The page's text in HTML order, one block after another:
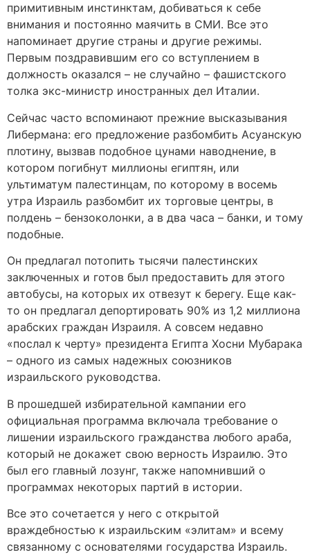
примитивным инстинктам, добиваться к себе
внимания и постоянно маячить в СМИ. Все это
напоминает другие страны и другие режимы.
Первым поздравившим его со вступлением в
должность оказался – не случайно – фашистского
толка экс-министр иностранных дел Италии.
Сейчас часто вспоминают прежние высказывания
Либермана: его предложение разбомбить Асуанскую
плотину, вызвав подобное цунами наводнение, в
котором погибнут миллионы египтян, или
ультиматум палестинцам, по которому в восемь
утра Израиль разбомбит их торговые центры, в
полдень – бензоколонки, а в два часа – банки, и тому
подобные.
Он предлагал потопить тысячи палестинских
заключенных и готов был предоставить для этого
автобусы, на которых их отвезут к берегу. Еще как-
то он предлагал депортировать 90% из 1,2 миллиона
арабских граждан Израиля. А совсем недавно
«послал к черту» президента Египта Хосни Мубарака
– одного из самых надежных союзников
израильского руководства.
В прошедшей избирательной кампании его
официальная программа включала требование о
лишении израильского гражданства любого араба,
который не докажет свою верность Израилю. Это
был его главный лозунг, также напомнивший о
программах некоторых партий в истории.
Все это сочетается у него с открытой
враждебностью к израильским «элитам» и всему
связанному с основателями государства Израиль.